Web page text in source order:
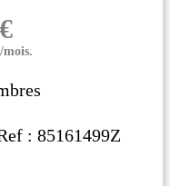
: 85161499Z